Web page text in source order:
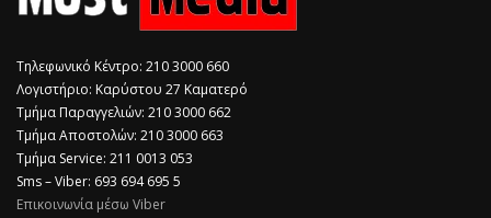
Τηλεφωνικό Κέντρο: 210 3000 660
Λογιστήριο: Καρύστου 27 Καματερό
Τμήμα Παραγγελιών: 210 3000 662
Τμήμα Αποστολών: 210 3000 663
Τμήμα Service: 211 0013 053
Sms – Viber: 693 694 695 5
Επικοινωνία μέσω Viber